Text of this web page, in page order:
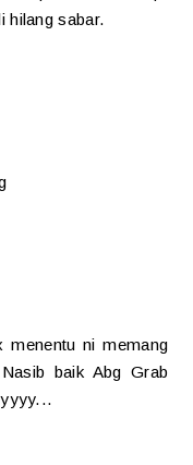
hilang sabar.
ni memang
baik Abg Grab